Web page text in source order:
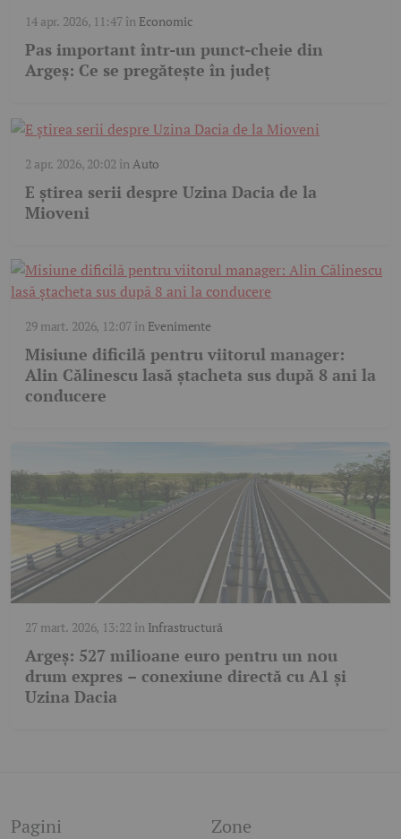
14 apr. 2026, 11:47în Economic
Pas important într-un punct-cheie din
Argeș: Ce se pregătește în județ
2 apr. 2026, 20:02 înAuto
E știrea serii despre Uzina Dacia de la
Mioveni
29 mart. 2026, 12:07în Evenimente
Misiune dificilă pentru viitorul manager:
Alin Călinescu lasă ștacheta sus după 8 ani la
conducere
27 mart. 2026, 13:22 în Infrastructură
Argeș: 527 milioane euro pentru un nou
drum expres – conexiune directă cu A1 și
Uzina Dacia
Pagini Zone